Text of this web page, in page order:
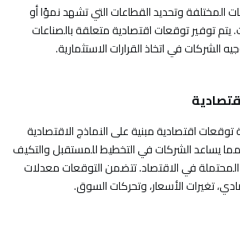
المختلفة وتحديد القطاعات التي تشهد نموًا أو
يتم توفير توقعات اقتصادية متعلقة بالصناعات
الشركات في اتخاذ القرارات الاستثمارية.
اقتصادية مبنية على النماذج الاقتصادية
مما يساعد الشركات في التخطيط للمستقبل والتكيف
المحتملة في الاقتصاد. تتضمن التوقعات معدلات
تغيرات الأسعار، وتحركات السوق.